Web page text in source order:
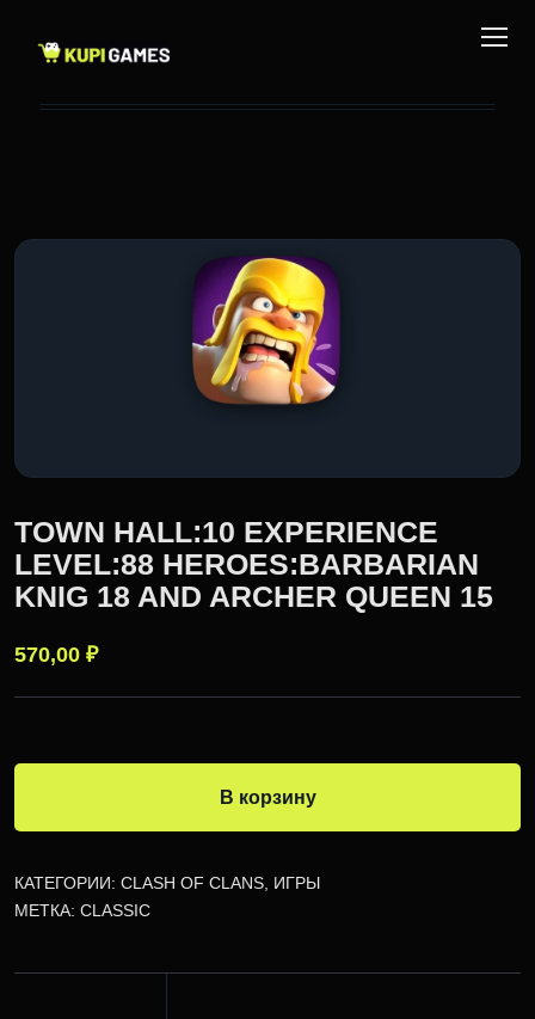
TOWN HALL:10 EXPERIENCE
LEVEL:88 HEROES:BARBARIAN
KNIG 18 AND ARCHER QUEEN 15
570,00 ₽
В корзину
КАТЕГОРИИ: CLASH OF CLANS ИГРЫ
МЕТКА: CLASSIC